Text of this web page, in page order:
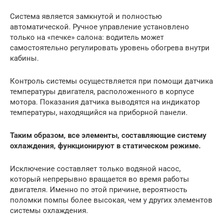
Система является замкнутой и полностью
автоматической. Ручное управление установлено
только на «печке» салона: водитель может
самостоятельно регулировать уровень обогрева внутри
кабины.
Контроль системы осуществляется при помощи датчика
температуры двигателя, расположенного в корпусе
мотора. Показания датчика выводятся на индикатор
температуры, находящийся на приборной панели.
Таким образом, все элементы, составляющие систему
охлаждения, функционируют в статическом режиме.
Исключение составляет только водяной насос,
который непрерывно вращается во время работы
двигателя. Именно по этой причине, вероятность
поломки помпы более высокая, чем у других элементов
системы охлаждения.